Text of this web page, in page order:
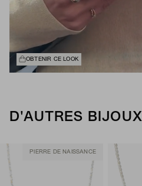
OBTENIR CE LOOK
D'AUTRES
PIERRE DE NAISSANCE